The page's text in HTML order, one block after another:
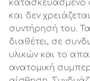
κατασκευασμένο
και δεν
συντήρησή του.
διαθέτει, σε
υλικών και το
ανατομική